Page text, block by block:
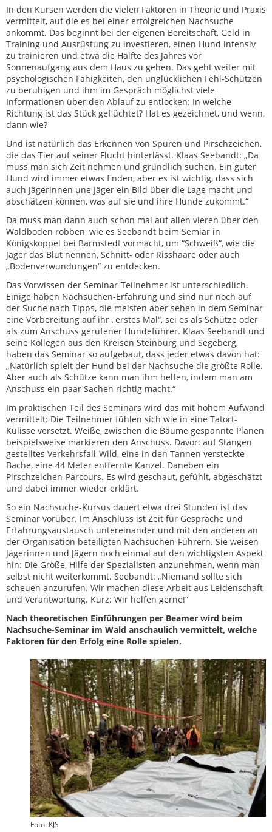
In den Kursen werden die vielen Faktoren in Theorie und Praxis
vermittelt, auf die es bei einer erfolgreichen Nachsuche
ankommt. Das beginnt bei der eigenen Bereitschaft, Geld in
Training und Ausrüstung zu investieren, einen Hund intensiv
zu trainieren und etwa die Hälfte des Jahres vor
Sonnenaufgang aus dem Haus zu gehen. Das geht weiter mit
psychologischen Fähigkeiten, den unglücklichen Fehl-Schützen
zu beruhigen und ihm im Gespräch möglichst viele
Informationen über den Ablauf zu entlocken: In welche
Richtung ist das Stück geflüchtet? Hat es gezeichnet, und wenn,
dann wie?
Und ist natürlich das Erkennen von Spuren und Pirschzeichen,
die das Tier auf seiner Flucht hinterlässt. Klaas Seebandt: „Da
muss man sich Zeit nehmen und gründlich suchen. Ein guter
Hund wird immer etwas finden, aber es ist wichtig, dass sich
auch Jägerinnen une Jäger ein Bild über die Lage macht und
abschätzen können, was auf sie und ihre Hunde zukommt.“
Da muss man dann auch schon mal auf allen vieren über den
Waldboden robben, wie es Seebandt beim Semiar in
Königskoppel bei Barmstedt vormacht, um “Schweiß“, wie die
Jäger das Blut nennen, Schnitt- oder Risshaare oder auch
„Bodenverwundungen“ zu entdecken.
Das Vorwissen der Seminar-Teilnehmer ist unterschiedlich.
Einige haben Nachsuchen-Erfahrung und sind nur noch auf
der Suche nach Tipps, die meisten aber sehen in dem Seminar
eine Vorbereitung auf ihr „erstes Mal“, sei es als Schütze oder
als zum Anschuss gerufener Hundeführer. Klaas Seebandt und
seine Kollegen aus den Kreisen Steinburg und Segeberg,
haben das Seminar so aufgebaut, dass jeder etwas davon hat:
„Natürlich spielt der Hund bei der Nachsuche die größte Rolle.
Aber auch als Schütze kann man ihm helfen, indem man am
Anschuss ein paar Sachen richtig macht.“
Im praktischen Teil des Seminars wird das mit hohem Aufwand
vermittelt: Die Teilnehmer fühlen sich wie in eine Tatort-
Kulisse versetzt. Weiße, zwischen die Bäume gespannte Planen
beispielsweise markieren den Anschuss. Davor: auf Stangen
gestelltes Verkehrsfall-Wild, eine in den Tannen versteckte
Bache, eine 44 Meter entfernte Kanzel. Daneben ein
Pirschzeichen-Parcours. Es wird geschaut, gefühlt, abgeschätzt
und dabei immer wieder erklärt.
So ein Nachsuche-Kursus dauert etwa drei Stunden ist das
Seminar vorüber. Im Anschluss ist Zeit für Gespräche und
Erfahrungsaustausch untereinander und mit den anderen an
der Organisation beteiligten Nachsuchen-Führern. Sie weisen
Jägerinnen und Jägern noch einmal auf den wichtigsten Aspekt
hin: Die Größe, Hilfe der Spezialisten anzunehmen, wenn man
selbst nicht weiterkommt. Seebandt: „Niemand sollte sich
scheuen anzurufen. Wir machen diese Arbeit aus Leidenschaft
und Verantwortung. Kurz: Wir helfen gerne!“
Nach theoretischen Einführungen per Beamer wird beim
Nachsuche-Seminar im Wald anschaulich vermittelt, welche
Faktoren für den Erfolg eine Rolle spielen.
Foto: KJS